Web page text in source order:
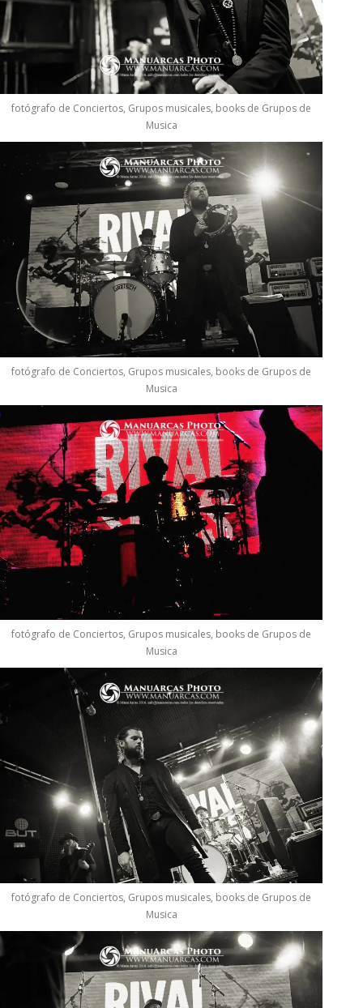
fotógrafo de Conciertos, Grupos musicales, books de Grupos de
Musica
fotógrafo de Conciertos, Grupos musicales, books de Grupos de
Musica
fotógrafo de Conciertos, Grupos musicales, books de Grupos de
Musica
fotógrafo de Conciertos, Grupos musicales, books de Grupos de
Musica